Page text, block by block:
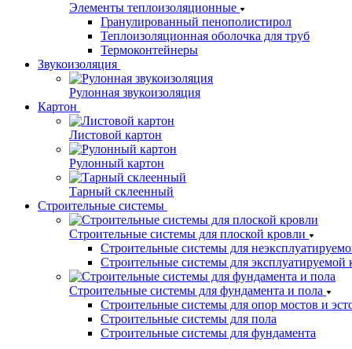
Элементы теплоизоляционные
Гранулированный пенополистирол
Теплоизоляционная оболочка для труб
Термоконтейнеры
Звукоизоляция
Рулонная звукоизоляция
Картон
Листовой картон
Рулонный картон
Тарный склеенный
Строительные системы
Строительные системы для плоской кровли
Строительные системы для
Строительные системы для эксплуатируемой
Строительные системы для фундамента и пола
Строительные системы для опор мостов и
Строительные системы для пола
Строительные системы для фундамента